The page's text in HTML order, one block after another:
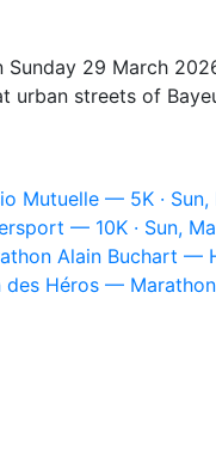
29 March
urban streets of
Mutuelle — 5K ·
— 10K · Sun,
Alain Buchart —
Héros —